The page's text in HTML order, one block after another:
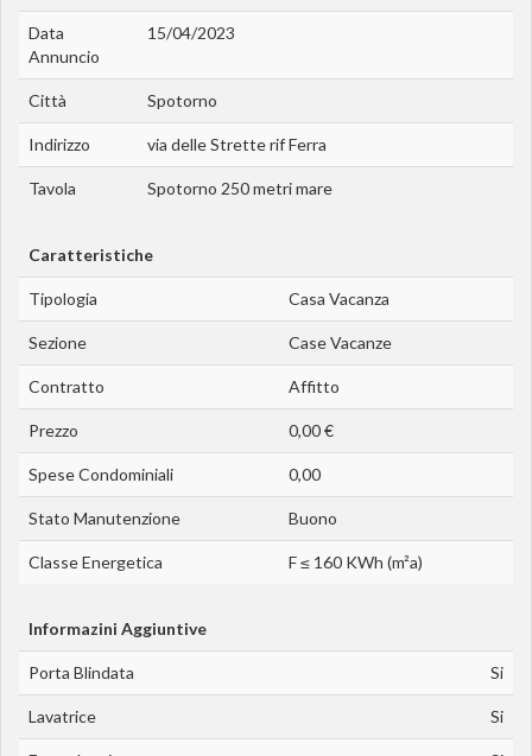
Data
Annuncio
15/04/2023
Città Spotorno
Indirizzo via delle Strette rif Ferra
Tavola Spotorno 250 metri mare
Caratteristiche
Tipologia Casa Vacanza
Sezione Case Vacanze
Contratto Affitto
Prezzo 0,00 €
Spese Condominiali 0,00
Stato Manutenzione Buono
Classe Energetica F ≤ 160 KWh (m²a)
Informazini Aggiuntive
Porta Blindata Si
Lavatrice Si